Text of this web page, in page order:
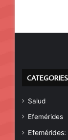
CATEGORIES
Salud
Efemérides